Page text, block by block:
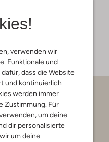
verwenden wir
Funktionale und
dass die Website
und kontinuierlich
werden immer
Zustimmung. Für
um deine
dir personalisierte
um deine